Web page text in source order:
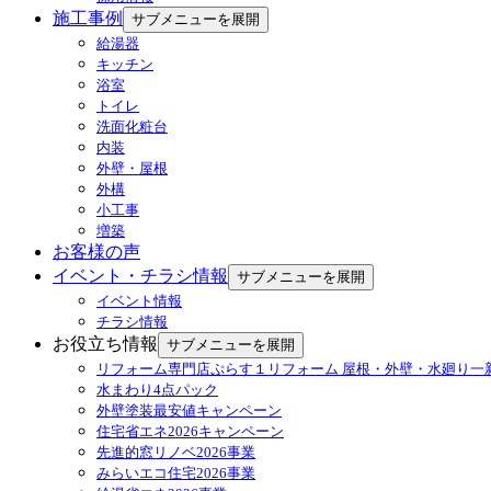
施工事例
サブメニューを展開
給湯器
キッチン
浴室
トイレ
洗面化粧台
内装
外壁・屋根
外構
小工事
増築
お客様の声
イベント・チラシ情報
サブメニューを展開
イベント情報
チラシ情報
お役立ち情報
サブメニューを展開
リフォーム専門店ぷらす１リフォーム 屋根・外壁・水廻り一
水まわり4点パック
外壁塗装最安値キャンペーン
住宅省エネ2026キャンペーン
先進的窓リノベ2026事業
みらいエコ住宅2026事業